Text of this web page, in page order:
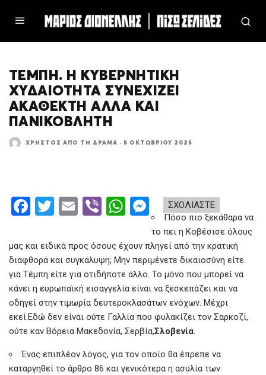
ΤΈΜΠΗ. Η ΚΥΒΕΡΝΗΤΙΚΉ
ΧΥΔΑΙΌΤΗΤΑ ΣΥΝΕΧΊΖΕΙ
ΑΚΆΘΕΚΤΗ ΑΛΛΆ ΚΑΙ
ΠΑΝΙΚΌΒΛΗΤΗ
ΧΡΉΣΤΟΣ ΑΠΌ ΤΗ ΔΡΆΜΑ · 5 ΟΚΤΩΒΡΊΟΥ 2025
ΣΧΟΛΙΑΣΤΕ
F
ce
b
o
o
k
T
tt
er
E
ail
Vi
er
W
at
s
A
p
p
es
se
n
g
er
Πόσο πιο ξεκάθαρα να
το πει η Κοβέσισε όλους
μας και ειδικά προς όσους έχουν πληγεί από την κρατική
διαφθορά και συγκάλυψη; Μην περιμένετε δικαιοσύνη είτε
για Τέμπη είτε για οτιδήποτε άλλο. Το μόνο που μπορεί να
κάνει η ευρωπαϊκή εισαγγελία είναι να ξεσκεπάζει και να
οδηγεί στην τιμωρία δευτεροκλασάτων ενόχων. Μέχρι
εκεί.Εδώ δεν είναι ούτε Γαλλία που φυλακίζει τον Σαρκοζί,
ούτε καν Βόρεια Μακεδονία, Σερβία,Σλοβενία.
Ένας επιπλέον λόγος, για τον οποίο θα έπρεπε να
καταργηθεί το άρθρο 86 και γενικότερα η ασυλία των